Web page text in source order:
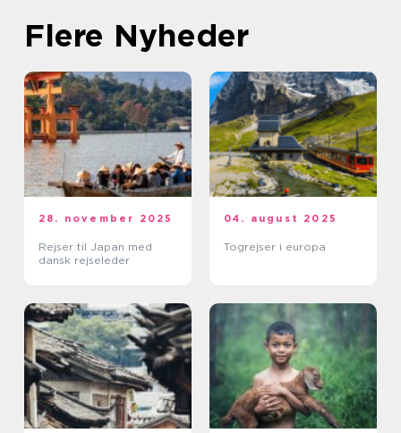
Flere Nyheder
28. november 2025
Rejser til Japan med
dansk rejseleder
04. august 2025
Togrejser i europa